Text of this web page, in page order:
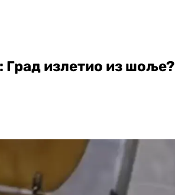
Град излетио из шоље?